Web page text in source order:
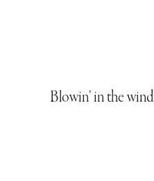
Blowin’ in the wind